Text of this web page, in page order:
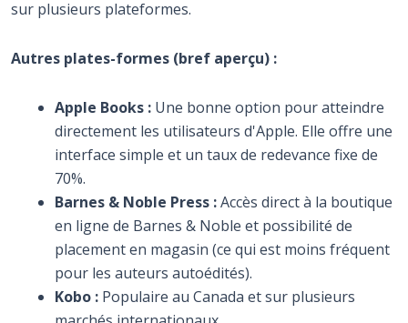
sur plusieurs plateformes.
Autres plates-formes (bref aperçu) :
Apple Books : Une bonne option pour atteindre
directement les utilisateurs d'Apple. Elle offre une
interface simple et un taux de redevance fixe de
70%.
Barnes & Noble Press :Accès direct à la boutique
en ligne de Barnes & Noble et possibilité de
placement en magasin (ce qui est moins fréquent
pour les auteurs autoédités).
Kobo : Populaire au Canada et sur plusieurs